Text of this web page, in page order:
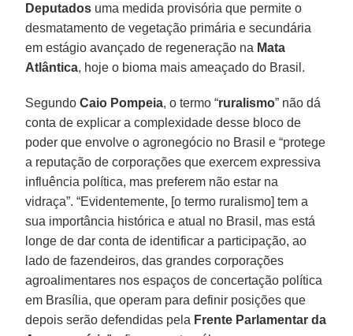
Deputados uma medida provisória que permite o
desmatamento de vegetação primária e secundária
em estágio avançado de regeneração na Mata
Atlântica, hoje o bioma mais ameaçado do Brasil.
SegundoCaio Pompeia, o termo “ruralismo” não dá
conta de explicar a complexidade desse bloco de
poder que envolve o agronegócio no Brasil e “protege
a reputação de corporações que exercem expressiva
influência política, mas preferem não estar na
vidraça”. “Evidentemente, [o termo ruralismo] tem a
sua importância histórica e atual no Brasil, mas está
longe de dar conta de identificar a participação, ao
lado de fazendeiros, das grandes corporações
agroalimentares nos espaços de concertação política
em Brasília, que operam para definir posições que
depois serão defendidas pela Frente Parlamentar da